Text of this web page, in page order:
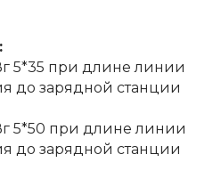
5*35 при длине линии
до зарядной станции
5*50 при длине линии
до зарядной станции